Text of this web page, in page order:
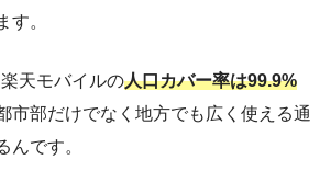
す。
天モバイルの人口カバー率は99.9%
市部だけでなく地方でも広く使える通
んです。